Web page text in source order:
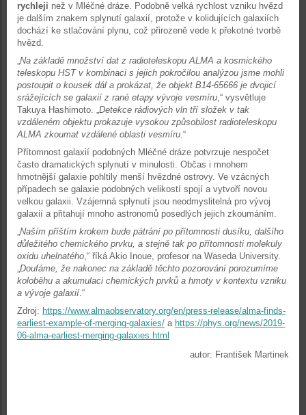
rychleji než v Mléčné dráze. Podobně velká rychlost vzniku hvězd
je dalším znakem splynutí galaxií, protože v kolidujících galaxiích
dochází ke stlačování plynu, což přirozeně vede k překotné tvorbě
hvězd.
„Na základě množství dat z radioteleskopu ALMA a kosmického
teleskopu HST v kombinaci s jejich pokročilou analýzou jsme mohli
postoupit o kousek dál a prokázat, že objekt B14-65666 je dvojicí
srážejících se galaxií z rané etapy vývoje vesmíru,“ vysvětluje
Takuya Hashimoto. „Detekce rádiových vln tří složek v tak
vzdáleném objektu prokazuje vysokou způsobilost radioteleskopu
ALMA zkoumat vzdálené oblasti vesmíru.“
Přítomnost galaxií podobných Mléčné dráze potvrzuje nespočet
často dramatických splynutí v minulosti. Občas i mnohem
hmotnější galaxie pohltily menší hvězdné ostrovy. Ve vzácných
případech se galaxie podobných velikostí spojí a vytvoří novou
velkou galaxii. Vzájemná splynutí jsou neodmyslitelná pro vývoj
galaxií a přitahují mnoho astronomů posedlých jejich zkoumáním.
„Naším příštím krokem bude pátrání po přítomnosti dusíku, dalšího
důležitého chemického prvku, a stejně tak po přítomnosti molekuly
oxidu uhelnatého,“ říká Akio Inoue, profesor na Waseda University.
„Doufáme, že nakonec na základě těchto pozorování porozumíme
koloběhu a akumulaci chemických prvků a hmoty v kontextu vzniku
a vývoje galaxií.“
Zdroj: https://www.almaobservatory.org/en/press-release/alma-finds-
earliest-example-of-merging-galaxies/ a https://phys.org/news/2019-
06-alma-earliest-merging-galaxies.html
autor: František Martinek